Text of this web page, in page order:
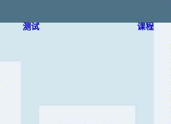
测试 课程